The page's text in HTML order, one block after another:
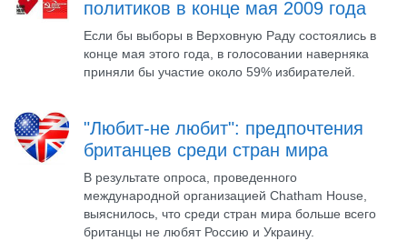
политиков в конце мая 2009 года
Если бы выборы в Верховную Раду состоялись в
конце мая этого года, в голосовании наверняка
приняли бы участие около 59% избирателей.
"Любит-не любит": предпочтения
британцев среди стран мира
В результате опроса, проведенного
международной организацией Chatham House,
выяснилось, что среди стран мира больше всего
британцы не любят Россию и Украину.